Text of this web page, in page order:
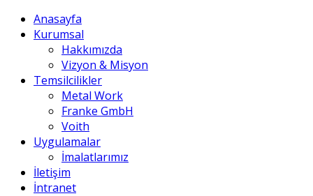
Anasayfa
Kurumsal
Hakkımızda
Vizyon & Misyon
Temsilcilikler
Metal Work
Franke GmbH
Voith
Uygulamalar
İmalatlarımız
İletişim
İntranet